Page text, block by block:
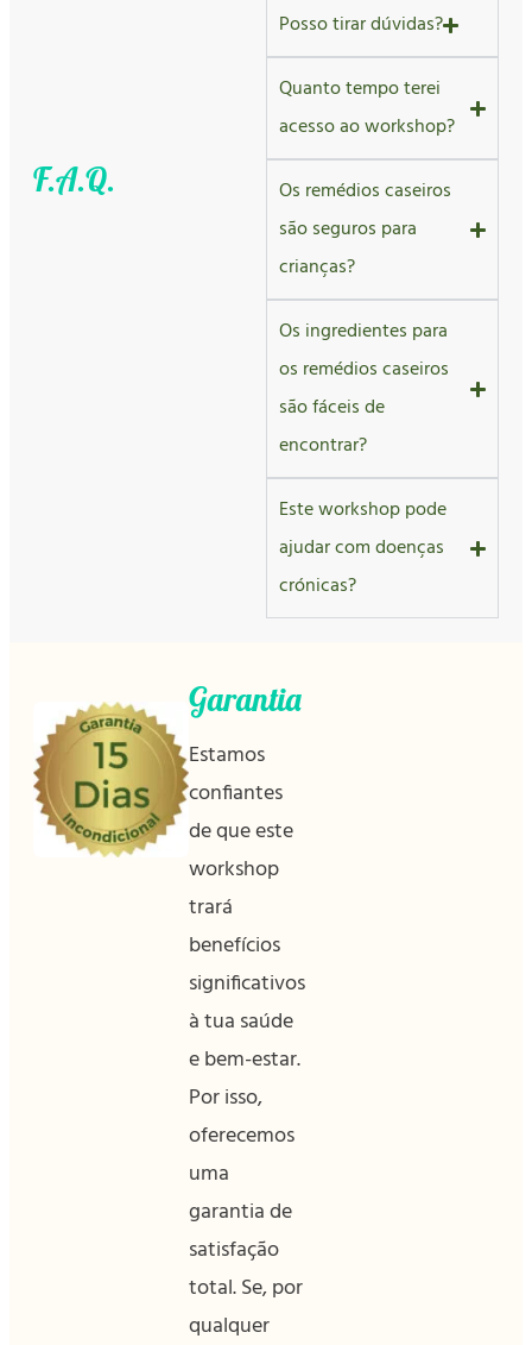
F.A.Q.
Posso tirar dúvidas?
Quanto tempo terei
acesso ao workshop?
Os remédios caseiros
são seguros para
crianças?
Os ingredientes para
os remédios caseiros
são fáceis de
encontrar?
Este workshop pode
ajudar com doenças
crónicas?
Garantia
Estamos
confiantes
de que este
workshop
trará
benefícios
significativos
à tua saúde
e bem-estar.
Por isso,
oferecemos
uma
garantia de
satisfação
total. Se, por
qualquer